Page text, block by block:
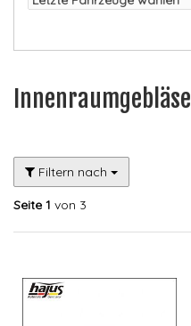
Innenraumgebläse
Filtern nach
Seite 1 von 3